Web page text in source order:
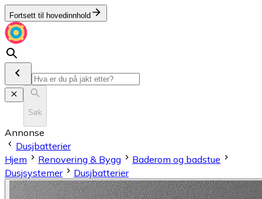
Fortsett til hovedinnhold
Søk
Annonse
Dusjbatterier
Hjem
Renovering & Bygg
Baderom og badstue
Dusjsystemer
Dusjbatterier